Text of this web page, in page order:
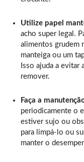
Utilize papel
acho super legal.
alimentos grudem
manteiga ou um
Isso ajuda a
remover.
Faça a
periodicamente o
estiver sujo ou
para limpá-lo ou
manter o